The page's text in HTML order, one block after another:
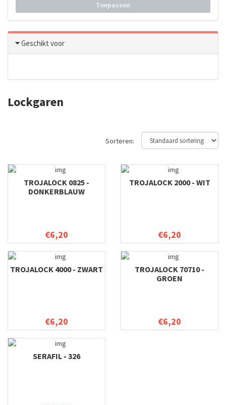
Toepassen
Geschikt voor
Lockgaren
Sorteren:
TROJALOCK 0825 -
DONKERBLAUW
€6,20
TROJALOCK 2000 - WIT
€6,20
TROJALOCK 4000 - ZWART
€6,20
TROJALOCK 70710 -
GROEN
€6,20
SERAFIL - 326